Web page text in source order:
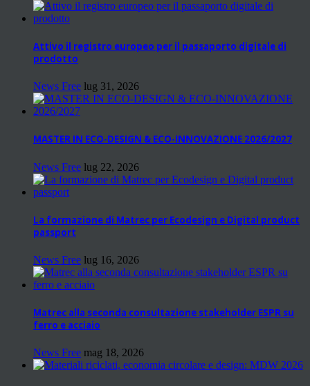
Attivo il registro europeo per il passaporto digitale di
prodotto
News Free lug 31, 2026
MASTER IN ECO-DESIGN & ECO-INNOVAZIONE 2026/2027
News Free lug 22, 2026
La formazione di Matrec per Ecodesign e Digital product
passport
News Free lug 16, 2026
Matrec alla seconda consultazione stakeholder ESPR su
ferro e acciaio
News Free mag 18, 2026